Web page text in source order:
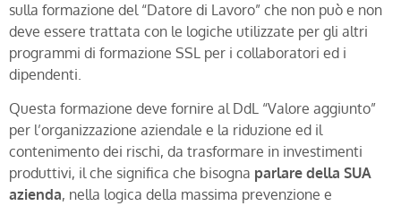
sulla formazione del “Datore di Lavoro” che non può e non
deve essere trattata con le logiche utilizzate per gli altri
programmi di formazione SSL per i collaboratori ed i
dipendenti.
Questa formazione deve fornire al DdL “Valore aggiunto”
per l’organizzazione aziendale e la riduzione ed il
contenimento dei rischi, da trasformare in investimenti
produttivi, il che significa che bisogna parlare della SUA
azienda, nella logica della massima prevenzione e